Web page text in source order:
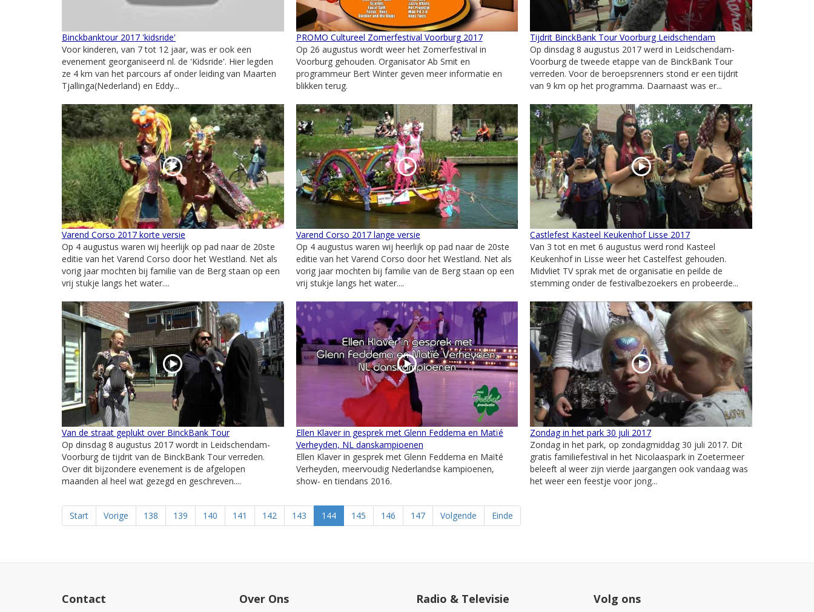
Binckbanktour 2017 'kidsride'
Voor kinderen, van 7 tot 12 jaar, was er ook een
evenement georganiseerd nl. de 'Kidsride'. Hier legden
ze 4 km van het parcours af onder leiding van Maarten
Tjallinga(Nederland) en Eddy...
PROMO Cultureel Zomerfestival Voorburg 2017
Op 26 augustus wordt weer het Zomerfestival in
Voorburg gehouden. Organisator Ab Smit en
programmeur Bert Winter geven meer informatie en
blikken terug.
Tijdrit BinckBank Tour Voorburg Leidschendam
Op dinsdag 8 augustus 2017 werd in Leidschendam-
Voorburg de tweede etappe van de BinckBank Tour
verreden. Voor de beroepsrenners stond er een tijdrit
van 9 km op het programma. Daarnaast was er...
Varend Corso 2017 korte versie
Op 4 augustus waren wij heerlijk op pad naar de 20ste
editie van het Varend Corso door het Westland. Net als
vorig jaar mochten bij familie van de Berg staan op een
vrij stukje langs het water....
Varend Corso 2017 lange versie
Op 4 augustus waren wij heerlijk op pad naar de 20ste
editie van het Varend Corso door het Westland. Net als
vorig jaar mochten bij familie van de Berg staan op een
vrij stukje langs het water....
Castlefest Kasteel Keukenhof Lisse 2017
Van 3 tot en met 6 augustus werd rond Kasteel
Keukenhof in Lisse weer het Castelfest gehouden.
Midvliet TV sprak met de organisatie en peilde de
stemming onder de festivalbezoekers en probeerde...
Van de straat geplukt over BinckBank Tour
Op dinsdag 8 augustus 2017 wordt in Leidschendam-
Voorburg de tijdrit van de BinckBank Tour verreden.
Over dit bijzondere evenement is de afgelopen
maanden al heel wat gezegd en geschreven....
Ellen Klaver in gesprek met Glenn Feddema en Matïé
Verheyden, NL danskampioenen
Ellen Klaver in gesprek met Glenn Feddema en Maïté
Verheyden, meervoudig Nederlandse kampioenen,
show- en tiendans 2016.
Zondag in het park 30 juli 2017
Zondag in het park, op zondagmiddag 30 juli 2017. Dit
gratis familiefestival in het Nicolaaspark in Zoetermeer
beleeft al weer zijn vierde jaargangen ook vandaag was
het weer een feestje voor jong...
Start Vorige 138 139 140 141 142 143 144 145 146 147 Volgende Einde
Contact Over Ons Radio & Televisie Volg ons